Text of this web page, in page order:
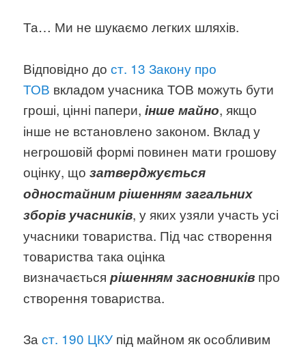
Та… Ми не шукаємо легких шляхів.
Відповідно дост. 13 Закону про
ТОВ вкладом учасника ТОВ можуть бути
гроші, цінні папери,інше майно, якщо
інше не встановлено законом. Вклад у
негрошовій формі повинен мати грошову
оцінку, щозатверджується
одностайним рішенням загальних
зборів учасників, у яких узяли участь усі
учасники товариства. Під час створення
товариства така оцінка
визначаєтьсярішенням засновників про
створення товариства.
Заст. 190 ЦКУ під майном як особливим